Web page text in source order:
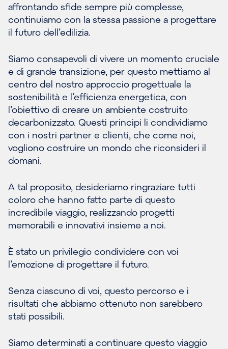
affrontando sfide sempre più complesse,
continuiamo con la stessa passione a progettare
il futuro dell’edilizia.
Siamo consapevoli di vivere un momento cruciale
e di grande transizione, per questo mettiamo al
centro del nostro approccio progettuale la
sostenibilità e l’efficienza energetica, con
l’obiettivo di creare un ambiente costruito
decarbonizzato. Questi principi li condividiamo
con i nostri partner e clienti, che come noi,
vogliono costruire un mondo che riconsideri il
domani.
A tal proposito, desideriamo ringraziare tutti
coloro che hanno fatto parte di questo
incredibile viaggio, realizzando progetti
memorabili e innovativi insieme a noi.
È stato un privilegio condividere con voi
l’emozione di progettare il futuro.
Senza ciascuno di voi, questo percorso e i
risultati che abbiamo ottenuto non sarebbero
stati possibili.
Siamo determinati a continuare questo viaggio